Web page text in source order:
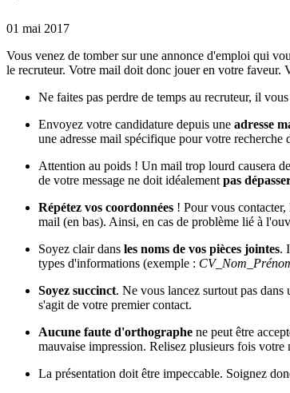
01 mai 2017
Vous venez de tomber sur une annonce d'emploi qui
le recruteur. Votre mail doit donc jouer en votre faveur.
Ne faites pas perdre de temps au recruteur, il
Envoyez votre candidature depuis une adresse
une adresse mail spécifique pour votre
Attention au poids ! Un mail trop lourd causera
de votre message ne doit idéalement pas
Répétez vos coordonnées ! Pour vous
mail (en bas). Ainsi, en cas de problème lié à
Soyez clair dans les noms de vos pièces jointes.
types d'informations (exemple :
Soyez succinct. Ne vous lancez surtout pas
s'agit de votre premier contact.
Aucune faute d'orthographe ne peut être
mauvaise impression. Relisez plusieurs fois
La présentation doit être impeccable. Soignez